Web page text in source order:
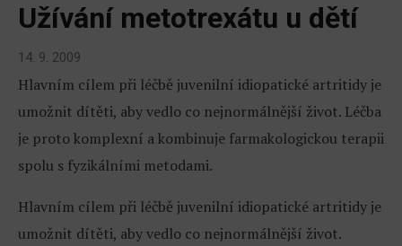
Užívání metotrexátu u dětí
14. 9. 2009
Hlavním cílem při léčbě juvenilní idiopatické artritidy je
umožnit dítěti, aby vedlo co nejnormálnější život. Léčba
je proto komplexní a kombinuje farmakologickou terapii
spolu s fyzikálními metodami.
Hlavním cílem při léčbě juvenilní idiopatické artritidy je
umožnit dítěti, aby vedlo co nejnormálnější život.